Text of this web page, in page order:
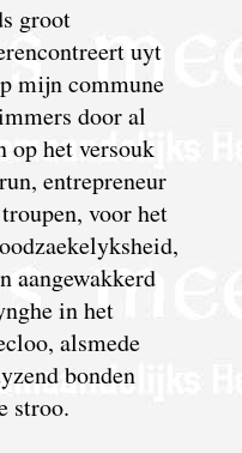
groot
uyt
mijn commune
door al
op het versouk
entrepreneur
voor het
aangewakkerd
in het
alsmede
bonden
stroo.